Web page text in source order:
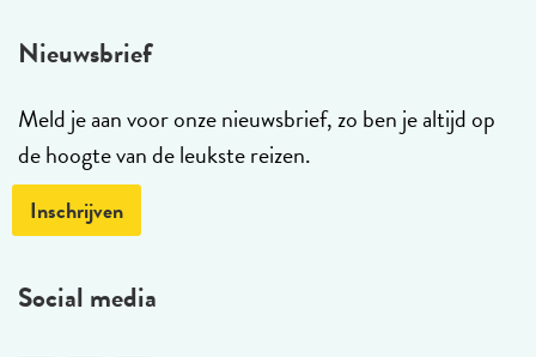
Nieuwsbrief
Meld je aan voor onze nieuwsbrief, zo ben je altijd op
de hoogte van de leukste reizen.
Inschrijven
Social media